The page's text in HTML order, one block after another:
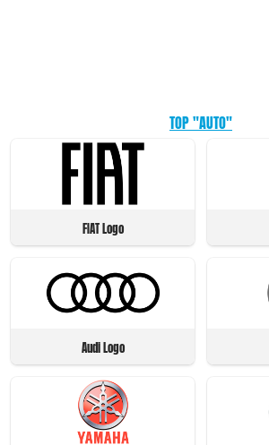
TOP "AUTO"
FIAT Logo
Audi Logo